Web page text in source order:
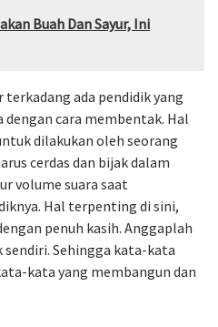
Buah Dan Sayur, Ini
terkadang ada pendidik yang
cara membentak. Hal
dilakukan oleh seorang
cerdas dan bijak dalam
volume suara saat
Hal terpenting di sini,
penuh kasih. Anggaplah
Sehingga kata-kata
kata yang membangun dan